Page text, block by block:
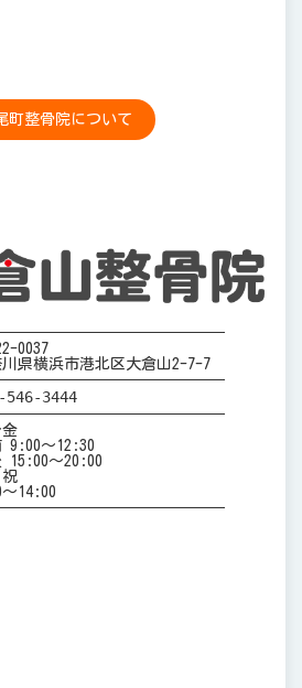
町整骨院について
0037
川県横浜市港北区大倉山2-7-7
546-3444
金
9:00～12:30
15:00～20:00
14:00